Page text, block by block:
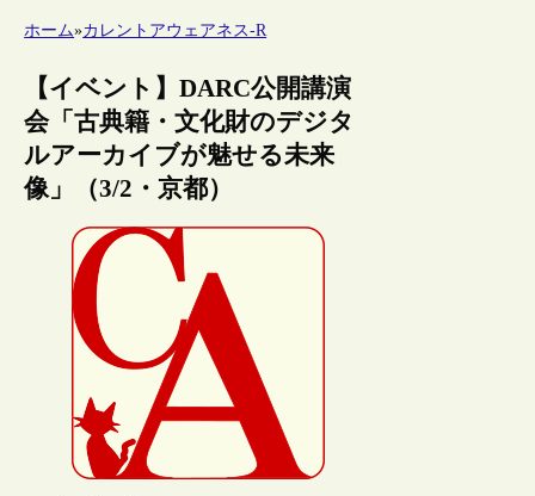
ホーム»カレントアウェアネス-R
【イベント】DARC公開講演
会「古典籍・文化財のデジタ
ルアーカイブが魅せる未来
像」（3/2・京都）